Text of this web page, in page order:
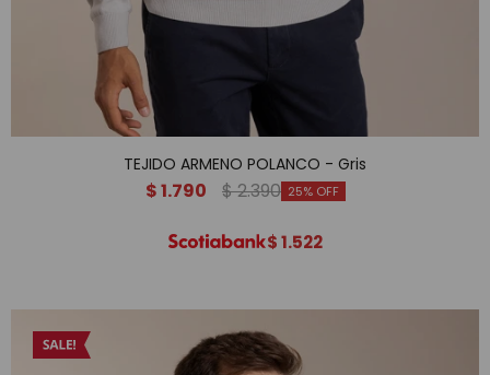
TEJIDO ARMENO POLANCO - Gris
$1.790 $2.390 25
$1.522